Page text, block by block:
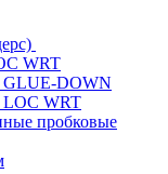
WRT
DOWN
WRT
пробковые